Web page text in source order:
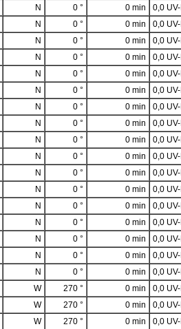
N 0 ° 0 min 0,0 UV-I
N 0 ° 0 min 0,0 UV-I
N 0 ° 0 min 0,0 UV-I
N 0 ° 0 min 0,0 UV-I
N 0 ° 0 min 0,0 UV-I
N 0 ° 0 min 0,0 UV-I
N 0 ° 0 min 0,0 UV-I
N 0 ° 0 min 0,0 UV-I
N 0 ° 0 min 0,0 UV-I
N 0 ° 0 min 0,0 UV-I
N 0 ° 0 min 0,0 UV-I
N 0 ° 0 min 0,0 UV-I
N 0 ° 0 min 0,0 UV-I
N 0 ° 0 min 0,0 UV-I
N 0 ° 0 min 0,0 UV-I
N 0 ° 0 min 0,0 UV-I
N 0 ° 0 min 0,0 UV-I
W 270 ° 0 min 0,0 UV-I
W 270 ° 0 min 0,0 UV-I
W 270 ° 0 min 0,0 UV-I